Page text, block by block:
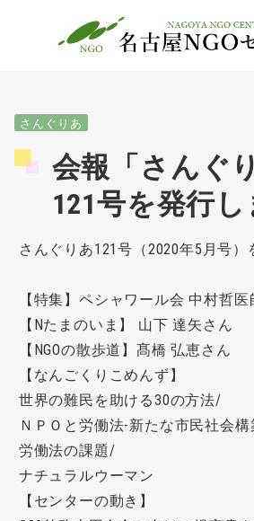
さんぐりあ
会報「さんぐ
121号を発行
さんぐりあ121号（2020年5月号）
【特集】ペシャワール会 中村哲
【Nたまのいま】 山下 達矢さん
【NGOの散歩道】髙橋 弘恵さん
【なんごくりこめんず】
世界の難民を助ける30の方法/
ＮＰＯと労働法-新たな市民社会構
労働法の課題/
ナチュラルウーマン
【センターの動き】